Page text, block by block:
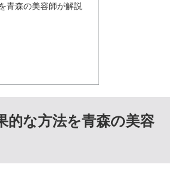
青森の美容師が解説
的な方法を青森の美容